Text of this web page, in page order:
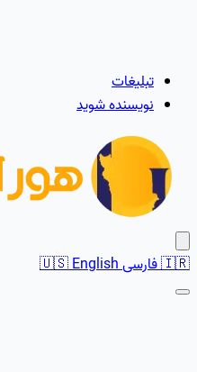
تبلیغات
نویسنده شوید
🇮🇷فارسی 🇺🇸English